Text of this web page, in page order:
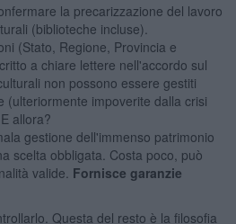
la precarizzazione del lavoro
(biblioteche incluse).
(Stato, Regione, Provincia e
a chiare lettere nell'accordo sul
non possono essere gestiti
(ulteriormente impoverite dalla crisi
allora?
gestione dell'immenso patrimonio
scelta obbligata. Costa poco, può
valide. Fornisce garanzie
Questa del resto è la filosofia